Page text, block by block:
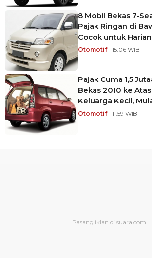
8 Mobil Bekas 7-
Pajak Ringan di
Cocok untuk
Otomotif | 15:06 WIB
Pajak Cuma 1,5
Bekas 2010 ke
Keluarga Kecil,
Otomotif | 11:59 WIB